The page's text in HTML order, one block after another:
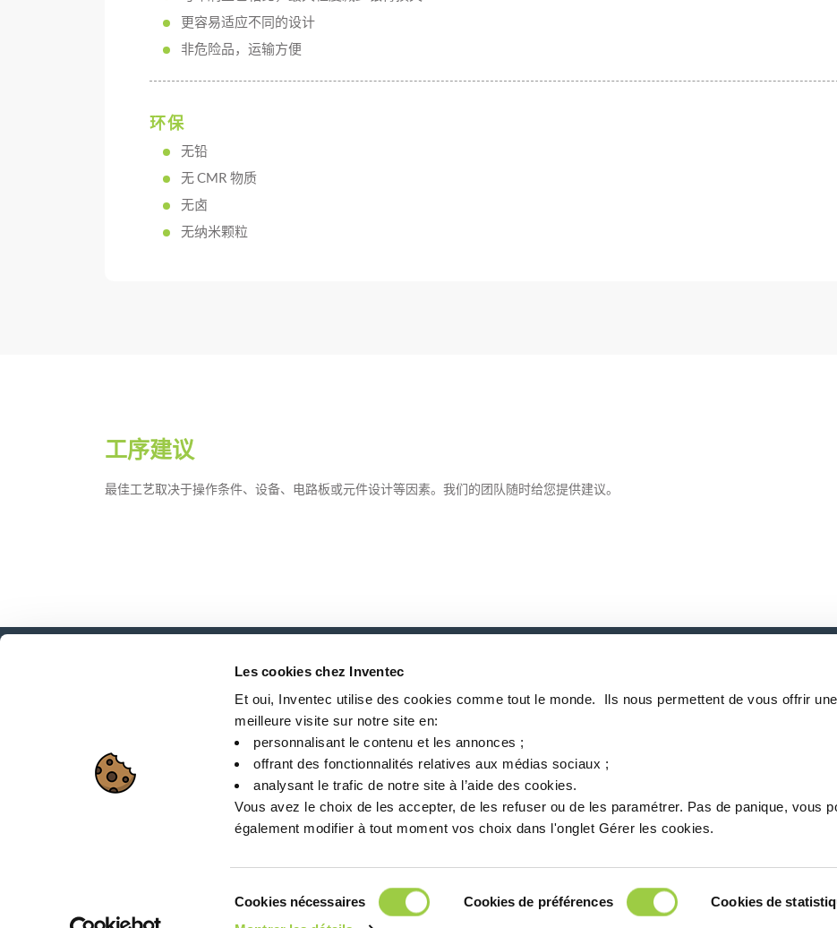
Les cookies chez Inventec
Et oui, Inventec utilise des cookies comme tout le monde. ​ Ils nous permettent de vous offrir une
meilleure visite sur notre site en:​
personnalisant le contenu et les annonces ;​
offrant des fonctionnalités relatives aux médias sociaux ; ​
analysant le trafic de notre site à l’aide des cookies.​
Vous avez le choix de les accepter, de les refuser ou de les paramétrer.​ Pas de panique, vous
également modifier à tout moment vos choix dans l'onglet Gérer les cookies.​ ​ ​
Cookies nécessaires Cookies de préférences Cookies de
更容易适应不同的设计
非危险品，运输方便
环保
无铅
无 CMR 物质
无卤
无纳米颗粒
工序建议
最佳工艺取决于操作条件、设备、电路板或元件设计等因素。我们的团队随时给您提供建议。
新闻、服务、产品、..
与我们的时事通讯保持联系！
Please
站点地图 关于Inventec 服务定位 新闻 MSDS finder
26 Rue des Coulons - 94360 Bry-sur-Marne - 法国 +33 (0)1 43 98 75 00